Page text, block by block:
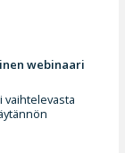
webinaari